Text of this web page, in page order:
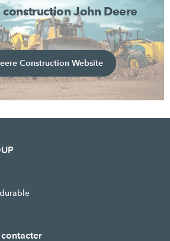
John Deere
Construction Website